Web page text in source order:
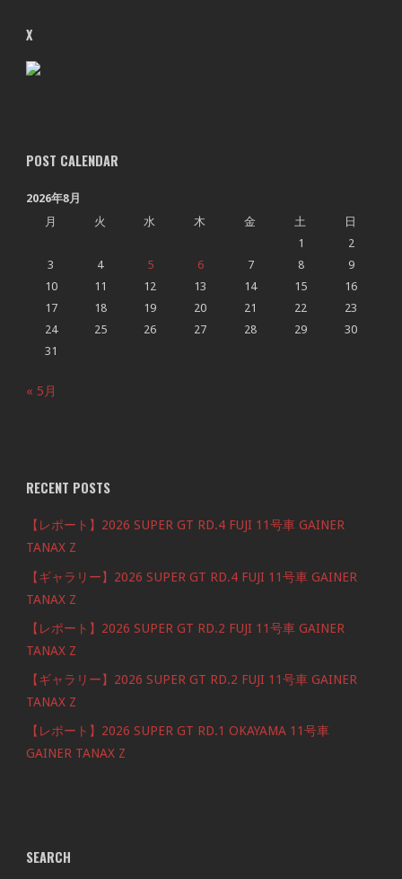
X
POST CALENDAR
2026年8月
月
火 水 木 金 土
日
1
2
3
4 5 6 7 8
9
10
11 12 13 14 15
16
17
18 19 20 21 22
23
24
25 26 27 28 29
30
31
« 5月
RECENT POSTS
【レポート】2026 SUPER GT RD.4 FUJI 11号車 GAINER
TANAX Z
【ギャラリー】2026 SUPER GT RD.4 FUJI 11号車 GAINER
TANAX Z
【レポート】2026 SUPER GT RD.2 FUJI 11号車 GAINER
TANAX Z
【ギャラリー】2026 SUPER GT RD.2 FUJI 11号車 GAINER
TANAX Z
【レポート】2026 SUPER GT RD.1 OKAYAMA 11号車
GAINER TANAX Z
SEARCH